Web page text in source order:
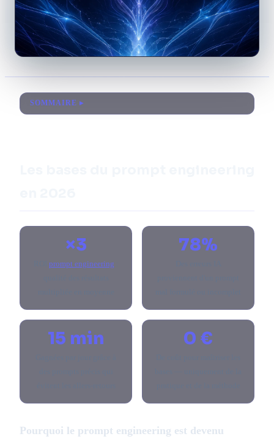
SOMMAIRE
×3
prompt engineering
78%
15 min 0 €
Pourquoi le prompt engineering est devenu